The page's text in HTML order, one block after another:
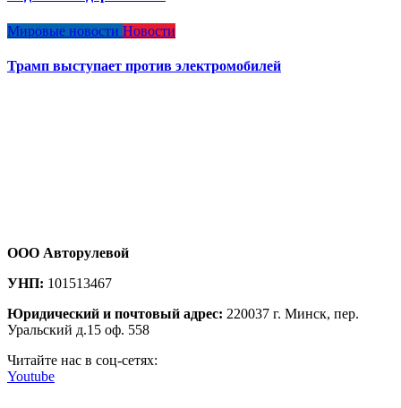
Мировые новости Новости
Трамп выступает против электромобилей
ООО Авторулевой
УНП: 101513467
Юридический и почтовый адрес: 220037 г. Минск, пер.
Уральский д.15 оф. 558
Читайте нас в соц-сетях:
Youtube